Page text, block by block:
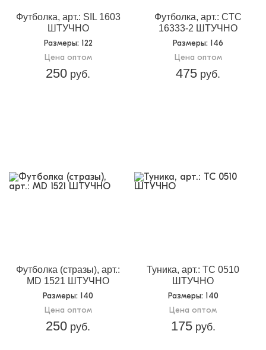
Футболка, арт.: SIL 1603
ШТУЧНО
Размеры: 122
Цена оптом
250 руб.
Футболка, арт.: CTC
16333-2 ШТУЧНО
Размеры: 146
Цена оптом
475 руб.
Футболка (стразы), арт.:
MD 1521 ШТУЧНО
Размеры: 140
Цена оптом
250 руб.
Туника, арт.: TC 0510
ШТУЧНО
Размеры: 140
Цена оптом
175руб.